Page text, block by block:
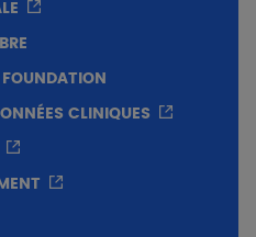
de dimères de
Enfin, nous avons
pendant l'étape
qui offre une
BL, a permis de
l'ADN. Ces résultats
de l'ADN et l'intérêt de
FOUNDATION
CLINIQUES